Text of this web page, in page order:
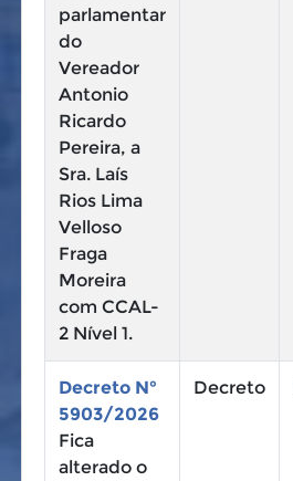
parlamentar
do
Vereador
Antonio
Ricardo
Pereira, a
Sra. Laís
Rios Lima
Velloso
Fraga
Moreira
com CCAL-
2 Nível 1.
Decreto N°
5903/2026
Fica
alterado o
Decreto